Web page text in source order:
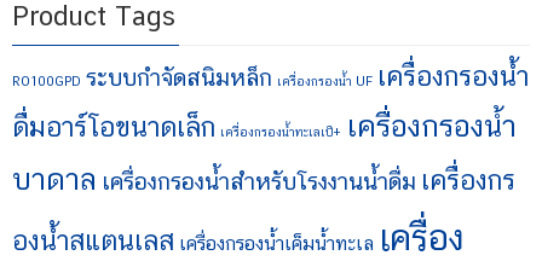
Product Tags
RO100GPD ระบบกำจัดสนิมหล็ก เครื่องกรองน้ำ UF เครื่องกรองน้ำ
ดื่มอาร์โอขนาดเล็ก เครื่องกรองน้ำทะเลเป็+
เครื่องกรองน้ำ
บาดาล เครื่องกรองน้ำสำหรับโรงงานน้ำดื่ม เครื่องกร
องน้ำสแตนเลส เครื่องกรองน้ำเค็มน้ำทะเล เครื่อง